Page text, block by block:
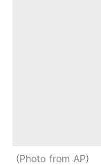
Photo from AP